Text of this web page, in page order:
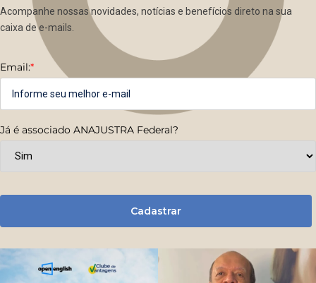
Acompanhe nossas novidades, notícias e benefícios direto na sua
caixa de e-mails.
Email:*
Já é associado ANAJUSTRA Federal?
Cadastrar